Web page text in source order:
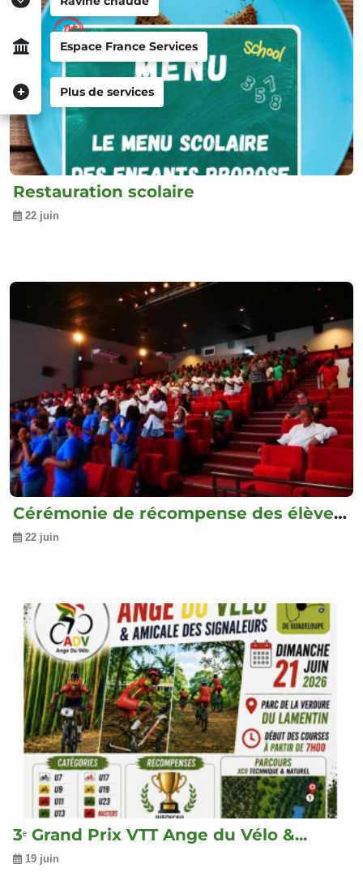
Espace France Services
Plus de services
Restauration scolaire
22 juin
Cérémonie de récompense des élèves de...
22 juin
3ᵉ Grand Prix VTT Ange du Vélo &...
19 juin